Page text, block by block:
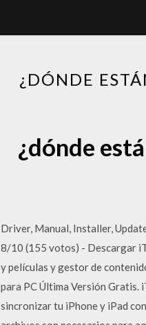
¿DÓNDE
¿dónde
Driver, Manual, Installer,
8/10 (155 votos) - Descargar
y películas y gestor de
para PC Última Versión Gratis.
sincronizar tu iPhone y iPad